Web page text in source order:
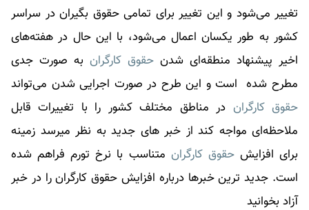
تغییر می‌شود و این تغییر برای تمامی حقوق بگیران در سراسر
کشور به طور یکسان اعمال می‌شود، با این حال در هفته‌های
اخیر پیشنهاد منطقه‌ای شدن حقوق کارگران به صورت جدی
مطرح شده است و این طرح در صورت اجرایی شدن می‌تواند
حقوق کارگران در مناطق مختلف کشور را با تغییرات قابل
ملاحظه‌ای مواجه کند از خبر های جدید به نظر میرسد زمینه
برای افزایشحقوق کارگران متناسب با نرخ تورم فراهم شده
است. جدید ترین خبرها درباره افزایش حقوق کارگرانرا در خبر
آزاد بخوانید